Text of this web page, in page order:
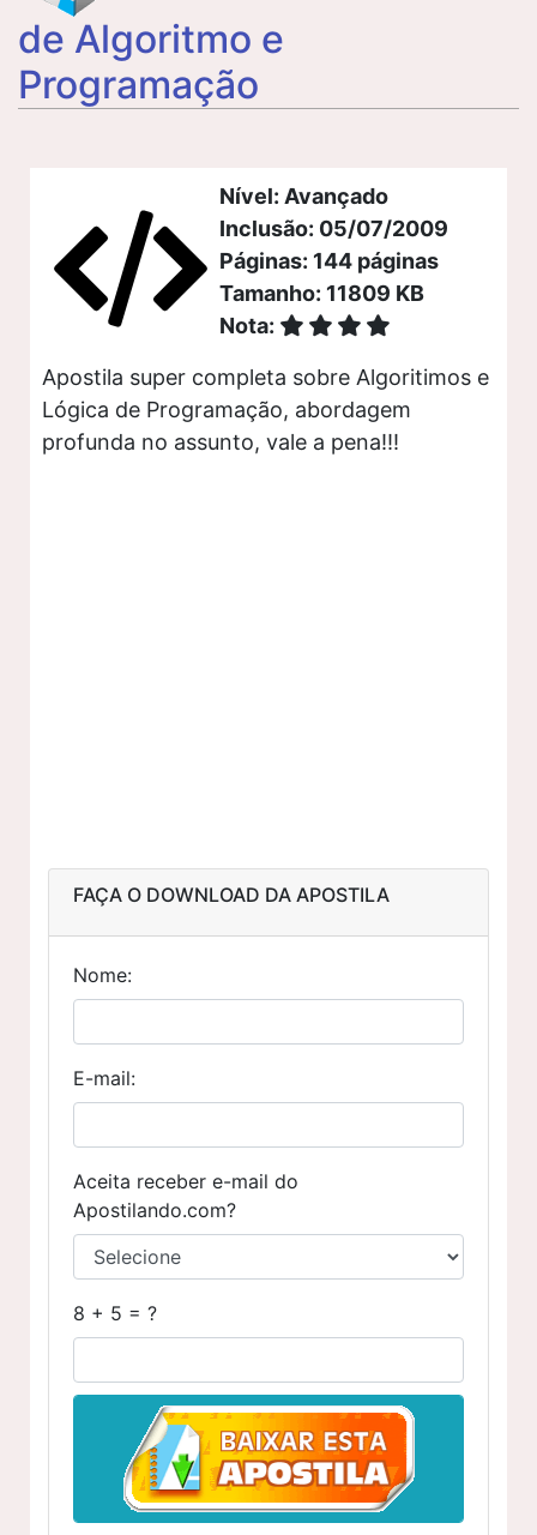
de Algoritmo e
Programação
Nível: Avançado
Inclusão: 05/07/2009
Páginas: 144 páginas
Tamanho: 11809 KB
Nota:
Apostila super completa sobre Algoritimos e
Lógica de Programação, abordagem
profunda no assunto, vale a pena!!!
FAÇA O DOWNLOAD DA APOSTILA
Nome:
E-mail:
Aceita receber e-mail do
Apostilando.com?
8 + 5 = ?